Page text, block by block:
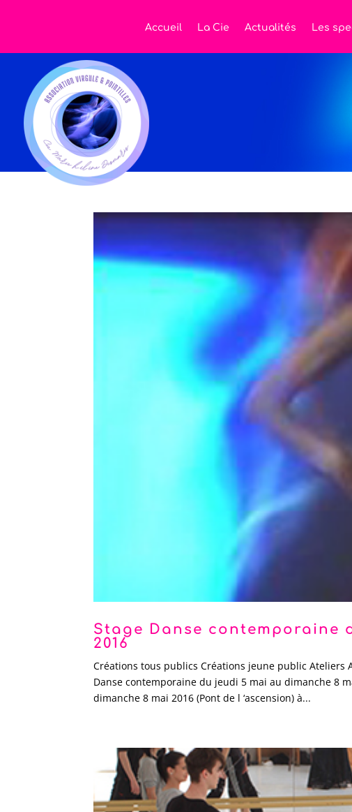
Accueil La Cie Actualités Les
Stage Danse contemporaine
2016
Créations tous publics Créations jeune public
Danse contemporaine du jeudi 5 mai au dimanche 8
dimanche 8 mai 2016 (Pont de l ‘ascension) à...